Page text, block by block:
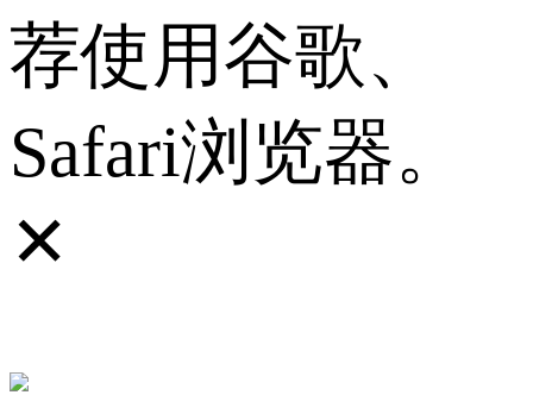
荐使用谷歌、
Safari浏览器。
✕